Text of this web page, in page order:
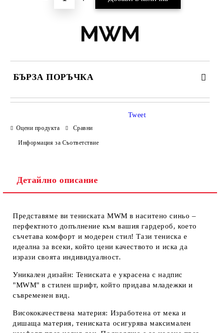
БЪРЗА ПОРЪЧКА
САМО ПОПЪЛНЕТЕ 2 ПОЛЕТА
Оцени продукта Сравни
Информация за Съответствие
Tweet
Детайлно описание
Представяме ви тениската MWM в наситено синьо –
перфектното допълнение към вашия гардероб, което
съчетава комфорт и модерен стил! Тази тениска е
идеална за всеки, който цени качеството и иска да
изрази своята индивидуалност.
Уникален дизайн: Тениската е украсена с надпис
"MWM" в стилен шрифт, който придава младежки и
съвременен вид.
Висококачествена материя: Изработена от мека и
дишаща материя, тениската осигурява максимален